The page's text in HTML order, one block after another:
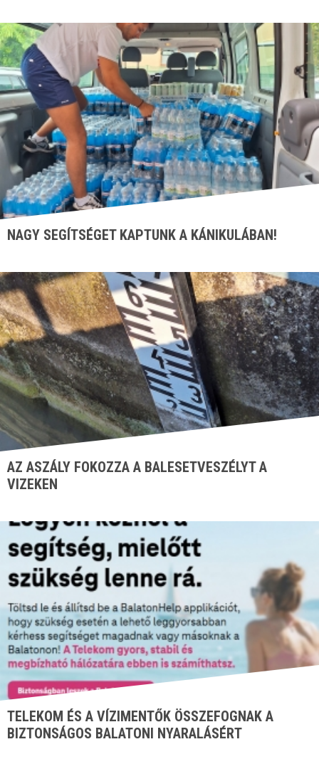
NAGY SEGÍTSÉGET KAPTUNK A KÁNIKULÁBAN!
AZ ASZÁLY FOKOZZA A BALESETVESZÉLYT A
VIZEKEN
TELEKOM ÉS A VÍZIMENTŐK ÖSSZEFOGNAK A
BIZTONSÁGOS BALATONI NYARALÁSÉRT